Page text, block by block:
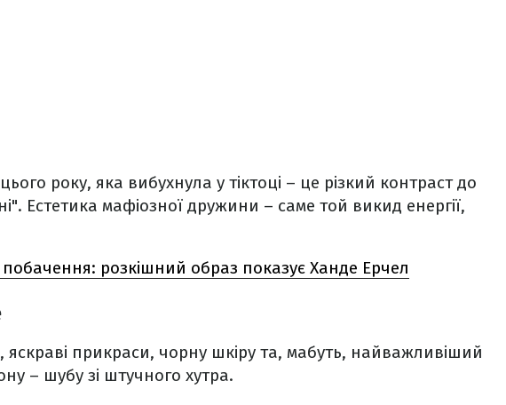
року, яка вибухнула у тіктоці – це різкий контраст до
Естетика мафіозної дружини – саме той викид енергії,
розкішний образ показує Ханде Ерчел
яскраві прикраси, чорну шкіру та, мабуть, найважливіший
– шубу зі штучного хутра.